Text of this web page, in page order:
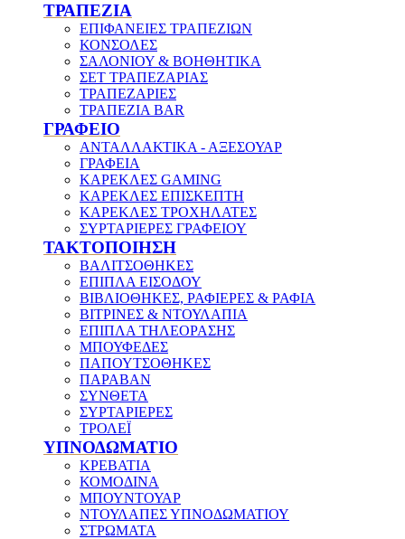
ΤΡΑΠΕΖΙΑ
ΕΠΙΦΑΝΕΙΕΣ ΤΡΑΠΕΖΙΩΝ
ΚΟΝΣΟΛΕΣ
ΣΑΛΟΝΙΟΥ & ΒΟΗΘΗΤΙΚΑ
ΣΕΤ ΤΡΑΠΕΖΑΡΙΑΣ
ΤΡΑΠΕΖΑΡΙΕΣ
ΤΡΑΠΕΖΙΑ BAR
ΓΡΑΦΕΙΟ
ΑΝΤΑΛΛΑΚΤΙΚΑ - ΑΞΕΣΟΥΑΡ
ΓΡΑΦΕΙΑ
ΚΑΡΕΚΛΕΣ GAMING
ΚΑΡΕΚΛΕΣ ΕΠΙΣΚΕΠΤΗ
ΚΑΡΕΚΛΕΣ ΤΡΟΧΗΛΑΤΕΣ
ΣΥΡΤΑΡΙΕΡΕΣ ΓΡΑΦΕΙΟΥ
ΤΑΚΤΟΠΟΙΗΣΗ
ΒΑΛΙΤΣΟΘΗΚΕΣ
ΕΠΙΠΛΑ ΕΙΣΟΔΟΥ
ΒΙΒΛΙΟΘΗΚΕΣ, ΡΑΦΙΕΡΕΣ & ΡΑΦΙΑ
ΒΙΤΡΙΝΕΣ & ΝΤΟΥΛΑΠΙΑ
ΕΠΙΠΛΑ ΤΗΛΕΟΡΑΣΗΣ
ΜΠΟΥΦΕΔΕΣ
ΠΑΠΟΥΤΣΟΘΗΚΕΣ
ΠΑΡΑΒΑΝ
ΣΥΝΘΕΤΑ
ΣΥΡΤΑΡΙΕΡΕΣ
ΤΡΟΛΕΪ
ΥΠΝΟΔΩΜΑΤΙΟ
ΚΡΕΒΑΤΙΑ
ΚΟΜΟΔΙΝΑ
ΜΠΟΥΝΤΟΥΑΡ
ΝΤΟΥΛΑΠΕΣ ΥΠΝΟΔΩΜΑΤΙΟΥ
ΣΤΡΩΜΑΤΑ